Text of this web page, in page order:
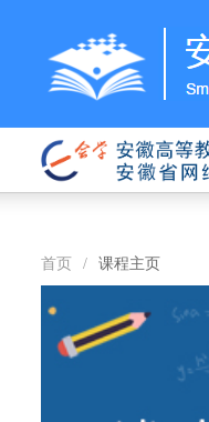
首页 / 课程主页